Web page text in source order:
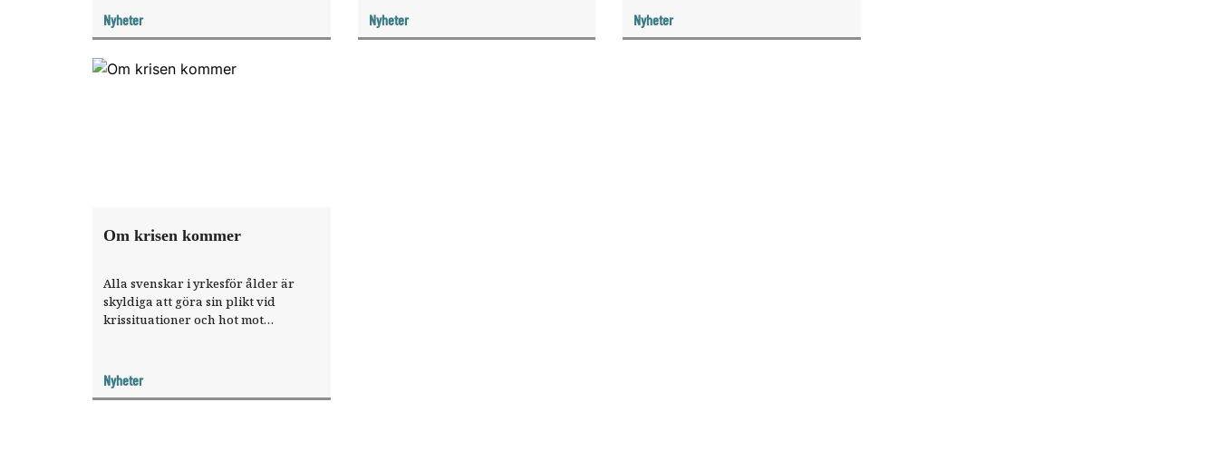
Socialstyrelsen och Försvarets
materielverk har fått i uppdrag av
EU att ansvara för materiel som ska
kunna användas inom unionen vid
Nyheter
från privata aktörer till den
offentligfinansierade vården vid en
Nyheter Nyheter
Om krisen kommer
Alla svenskar i yrkesför ålder är
skyldiga att göra sin plikt vid
krissituationer och hot mot
ifrågasätta samhällets beredskap.
Är den tillräckligt bra för att
Nyheter